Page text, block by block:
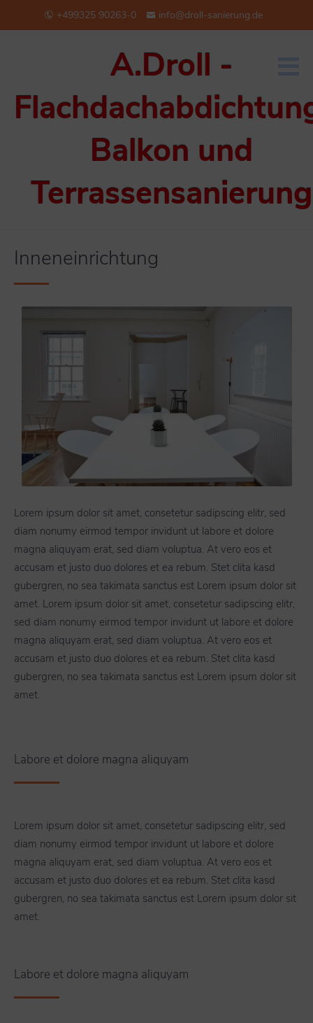
+499325 90263-0 info@droll-sanierung.de
A.Droll -
Balkon und
Terrassensanierung
Inneneinrichtung
Lorem ipsum dolor sit amet, consetetur sadipscing elitr, sed
diam nonumy eirmod tempor invidunt ut labore et dolore
magna aliquyam erat, sed diam voluptua. At vero eos et
accusam et justo duo dolores et ea rebum. Stet clita kasd
gubergren, no sea takimata sanctus est Lorem ipsum dolor sit
amet. Lorem ipsum dolor sit amet, consetetur sadipscing elitr,
sed diam nonumy eirmod tempor invidunt ut labore et dolore
magna aliquyam erat, sed diam voluptua. At vero eos et
accusam et justo duo dolores et ea rebum. Stet clita kasd
gubergren, no sea takimata sanctus est Lorem ipsum dolor sit
amet.
Labore et dolore magna aliquyam
Lorem ipsum dolor sit amet, consetetur sadipscing elitr, sed
diam nonumy eirmod tempor invidunt ut labore et dolore
magna aliquyam erat, sed diam voluptua. At vero eos et
accusam et justo duo dolores et ea rebum. Stet clita kasd
gubergren, no sea takimata sanctus est Lorem ipsum dolor sit
amet.
Labore et dolore magna aliquyam